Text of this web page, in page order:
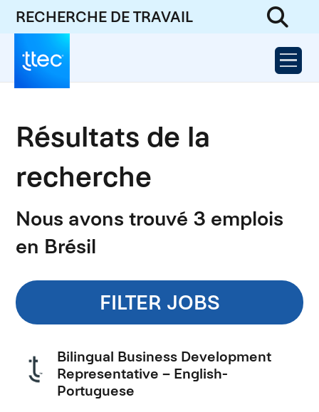
RECHERCHE DE TRAVAIL
Résultats de la
recherche
Nous avons trouvé 3 emplois
en Brésil
FILTER JOBS
Bilingual Business Development
Representative – English-
Portuguese